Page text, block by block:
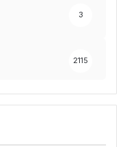
3
2115